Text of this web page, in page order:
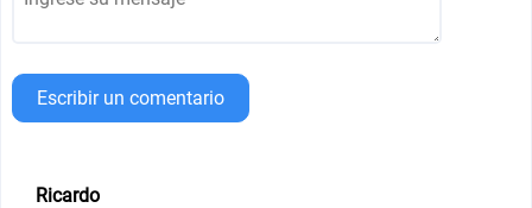
Escribir un comentario
Ricardo